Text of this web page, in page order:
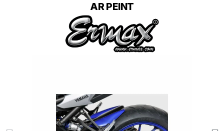
AR PEINT